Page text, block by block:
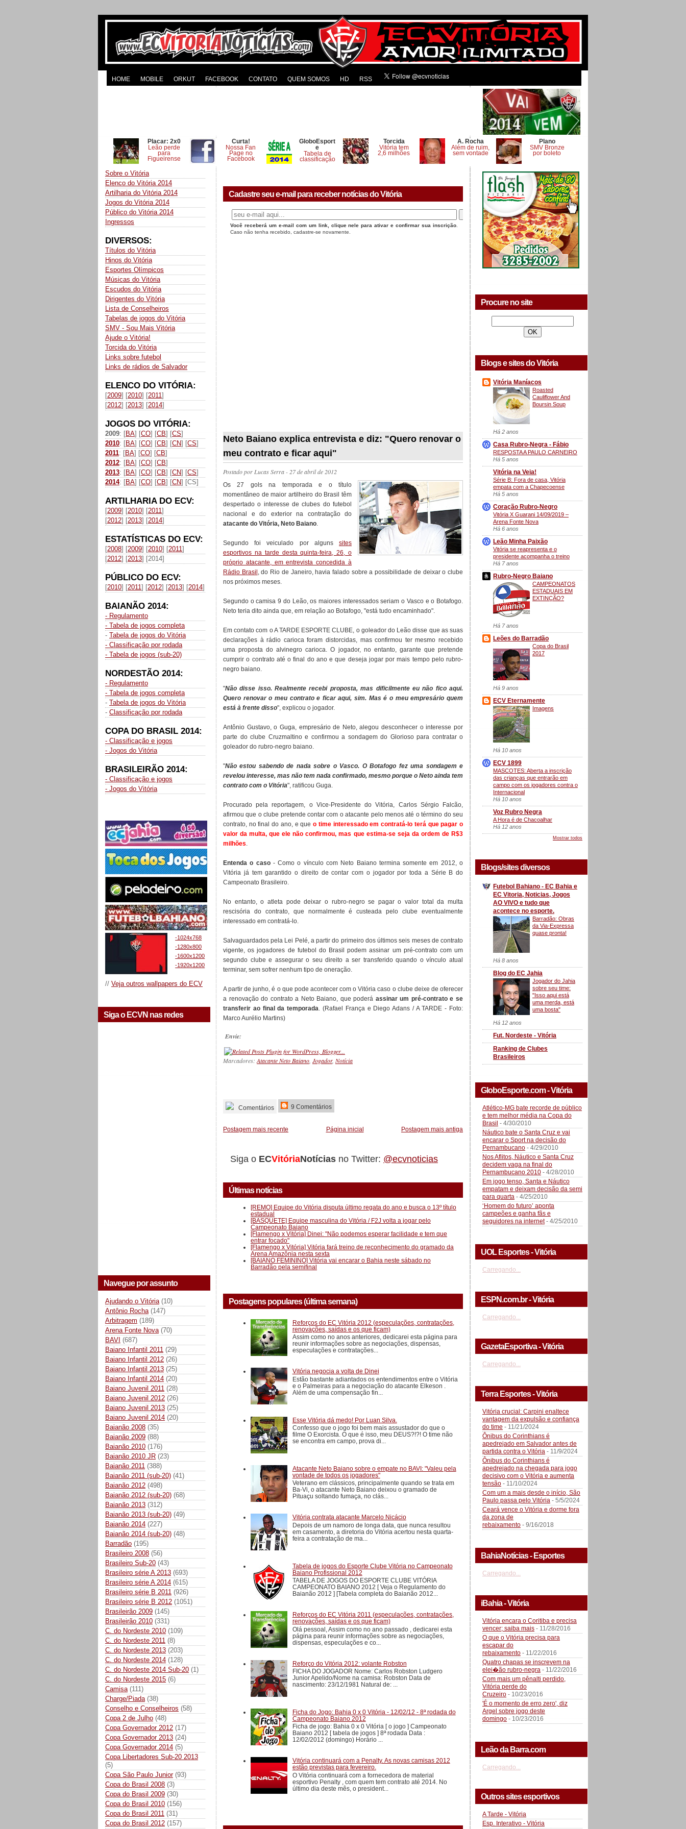
HOME MOBILE ORKUT FACEBOOK CONTATO QUEM SOMOS HD RSS
Placar: 2x0
Leão perde
para
Figueirense
Curta!
Nossa Fan
Page no
Facebook
GloboEsport
e
Tabela de
classificação
Torcida
Vitória tem
2,6 milhões
A. Rocha
Além de ruim,
sem vontade
Plano
SMV Bronze
por boleto
Sobre o Vitória
Elenco do Vitória 2014
Artilharia do Vitória 2014
Jogos do Vitória 2014
Público do Vitória 2014
Ingressos
DIVERSOS:
Títulos do Vitória
Hinos do Vitória
Esportes Olímpicos
Músicas do Vitória
Escudos do Vitória
Dirigentes do Vitória
Lista de Conselheiros
Tabelas de jogos do Vitória
SMV - Sou Mais Vitória
Ajude o Vitória!
Torcida do Vitória
Links sobre futebol
Links de rádios de Salvador
ELENCO DO VITÓRIA:
[2009] [2010] [2011]
[2012] [2013] [2014]
JOGOS DO VITÓRIA:
2009: [BA] [CO] [CB] [CS]
2010: [BA] [CO] [CB] [CN] [CS]
2011: [BA] [CO] [CB]
2012: [BA] [CO] [CB]
2013: [BA] [CO] [CB] [CN] [CS]
2014: [BA] [CO] [CB] [CN] [CS]
ARTILHARIA DO ECV:
[2009] [2010] [2011]
[2012] [2013] [2014]
ESTATÍSTICAS DO ECV:
[2008] [2009] [2010] [2011]
[2012] [2013] [2014]
PÚBLICO DO ECV:
[2010] [2011] [2012] [2013] [2014]
BAIANÃO 2014:
- Regulamento
- Tabela de jogos completa
- Tabela de jogos do Vitória
- Classificação por rodada
- Tabela de jogos (sub-20)
NORDESTÃO 2014:
- Regulamento
- Tabela de jogos completa
- Tabela de jogos do Vitória
- Classificação por rodada
COPA DO BRASIL 2014:
- Classificação e jogos
- Jogos do Vitória
BRASILEIRÃO 2014:
- Classificação e jogos
- Jogos do Vitória
-1024x768
-1280x800
-1600x1200
-1920x1200
// Veja outros wallpapers do ECV
Siga o ECVN nas redes
Navegue por assunto
Ajudando o Vitória (10)
Antônio Rocha (147)
Arbitragem (189)
Arena Fonte Nova (70)
BAVI (687)
Baiano Infantil 2011 (29)
Baiano Infantil 2012 (26)
Baiano Infantil 2013 (25)
Baiano Infantil 2014 (20)
Baiano Juvenil 2011 (28)
Baiano Juvenil 2012 (26)
Baiano Juvenil 2013 (25)
Baiano Juvenil 2014 (20)
Baianão 2008 (35)
Baianão 2009 (88)
Baianão 2010 (176)
Baianão 2010 JR (23)
Baianão 2011 (388)
Baianão 2011 (sub-20) (41)
Baianão 2012 (498)
Baianão 2012 (sub-20) (68)
Baianão 2013 (312)
Baianão 2013 (sub-20) (49)
Baianão 2014 (227)
Baianão 2014 (sub-20) (48)
Barradão (195)
Brasileiro 2008 (56)
Brasileiro Sub-20 (43)
Brasileiro série A 2013 (693)
Brasileiro série A 2014 (615)
Brasileiro série B 2011 (926)
Brasileiro série B 2012 (1051)
Brasileirão 2009 (145)
Brasileirão 2010 (331)
C. do Nordeste 2010 (109)
C. do Nordeste 2011 (8)
C. do Nordeste 2013 (203)
C. do Nordeste 2014 (128)
C. do Nordeste 2014 Sub-20 (1)
C. do Nordeste 2015 (6)
Camisa (111)
Charge/Piada (38)
Conselho e Conselheiros (58)
Copa 2 de Julho (48)
Copa Governador 2012 (17)
Copa Governador 2013 (24)
Copa Governador 2014 (5)
Copa Libertadores Sub-20 2013
(5)
Copa São Paulo Junior (93)
Copa do Brasil 2008 (3)
Copa do Brasil 2009 (30)
Copa do Brasil 2010 (156)
Copa do Brasil 2011 (31)
Copa do Brasil 2012 (157)
Cadastre seu e-mail para receber notícias do Vitória
Você receberá um e-mail com um link, clique nele para ativar e confirmar sua inscrição
Caso não tenha recebido, cadastre-se novamente.
Neto Baiano explica entrevista e diz: "Quero renovar o
meu contrato e ficar aqui"
Postado porLucas Serra- 27 de abril de 2012
Os 27 gols na temporada e o título
momentâneo de maior artilheiro do Brasil têm
despertado o interesse de clubes do futebol
nacional e do exterior na contratação do
atacante do Vitória, Neto Baiano.
Segundo foi veiculado por alguns sites
esportivos na tarde desta quinta-feira, 26, o
próprio atacante, em entrevista concedida à
Rádio Brasil , do Rio de Janeiro, havia falado sobre a possibilidade de deixar o clube
nos próximos meses.
Segundo o camisa 9 do Leão, os maiores interessados seriam o Vasco e o Botafogo.
Neto teria dito ainda que, em relação ao Botafogo, "está tudo encaminhado".
Em contato com o A TARDE ESPORTE CLUBE, o goleador do Leão disse que as suas
declarações à rádio carioca foram distorcidas, mas confirmou ter mesmo recebido
uma proposta do alvinegro carioca. O jogador, no entanto, garante que pretende
cumprir o contrato até o final do ano e que deseja jogar por mais tempo pelo rubro-
negro baiano.
"Não disse isso. Realmente recebi proposta, mas dificilmente eu não fico aqui.
Quero renovar o meu contrato e ficar aqui, sim. Mas é o meu empresário quem
está à frente disso", explicou o jogador.
Antônio Gustavo, o Guga, empresário de Neto, alegou desconhecer o interesse por
parte do clube Cruzmaltino e confirmou a sondagem do Glorioso para contratar o
goleador do rubro-negro baiano.
"Não estou sabendo de nada sobre o Vasco. O Botafogo fez uma sondagem e
revelou interesse, mas não tem nada confirmado, mesmo porque o Neto ainda tem
contrato com o Vitória", ratificou Guga.
Procurado pela reportagem, o Vice-Presidente do Vitória, Carlos Sérgio Falcão,
afirmou que o clube pretende contar com o atacante pelo menos até o término do seu
contrato, no final do ano, e queo time interessado em contratá-lo terá que pagar o
valor da multa, que ele não confirmou, mas que estima-se seja da ordem de R$3
milhões.
Entenda o caso- Como o vínculo com Neto Baiano termina somente em 2012, o
Vitória já tem garantido o direito de contar com o jogador por toda a Série B do
Campeonato Brasileiro.
No entanto, o atleta pode deixar o rubro-negro se pagar o valor total da multa
rescisória do contrato, que normalmente é custeada pelo clube eventualmente
interessado em contratá-lo.
Salvaguardados pela Lei Pelé, a partir do primeiro dos últimos seis meses de contrato
vigente, os jogadores de futebol do Brasil podem assinar um pré-contrato com um
segundo clube e assegurar o seu direito a ser transferido quando o vínculo atual
terminar, sem sofrer nenhum tipo de oneração.
A partir de junho, é o que pode acontecer com o Vitória caso o clube deixe de oferecer
a renovação do contrato a Neto Baiano, que poderá assinar um pré-contrato e se
transferir ao final da temporada. (Rafael França e Diego Adans / A TARDE - Foto:
Marco Aurélio Martins)
Envie:
Marcadores:Atacante Neto Baiano, Jogador, Notícia
Comentários 9 Comentários
Postagem mais recente Postagem mais antiga
Página inicial
Siga o ECVitóriaNotícias no Twitter: @ecvnoticias
Últimas notícias
[REMO] Equipe do Vitória disputa último regata do ano e busca o 13º título
estadual
[BASQUETE] Equipe masculina do Vitória / F2J volta a jogar pelo
Campeonato Baiano
[Flamengo x Vitória] Dinei: "Não podemos esperar facilidade e tem que
entrar focado"
[Flamengo x Vitória] Vitória fará treino de reconhecimento do gramado da
Arena Amazônia nesta sexta
[BAIANO FEMININO] Vitória vai encarar o Bahia neste sábado no
Barradão pela semifinal
Postagens populares (última semana)
Reforços do EC Vitória 2012 (especulações, contratações,
renovações, saídas e os que ficam)
Assim como no anos anteriores, dedicarei esta página para
reunir informações sobre as negociações, dispensas,
especulações e contratações...
Vitória negocia a volta de Dinei
Estão bastante adiantados os entendimentos entre o Vitória
e o Palmeiras para a negociação do atacante Elkeson .
Além de uma compensação fin...
Esse Vitória dá medo! Por Luan Silva.
Confesso que o jogo foi bem mais assustador do que o
filme O Exorcista. O que é isso, meu DEUS?!?! O time não
se encontra em campo, prova di...
Atacante Neto Baiano sobre o empate no BAVI: "Valeu pela
vontade de todos os jogadores"
Veterano em clássicos, principalmente quando se trata em
Ba-Vi, o atacante Neto Baiano deixou o gramado de
Pituaçu soltando fumaça, no clás...
Vitória contrata atacante Marcelo Nicácio
Depois de um namoro de longa data, que nunca resultou
em casamento, a diretoria do Vitória acertou nesta quarta-
feira a contratação de ma...
Tabela de jogos do Esporte Clube Vitória no Campeonato
Baiano Profissional 2012
TABELA DE JOGOS DO ESPORTE CLUBE VITÓRIA
CAMPEONATO BAIANO 2012 [ Veja o Regulamento do
Baianão 2012 ] [Tabela completa do Baianão 2012...
Reforços do EC Vitória 2011 (especulações, contratações,
renovações, saídas e os que ficam)
Olá pessoal, Assim como no ano passado , dedicarei esta
página para reunir informações sobre as negociações,
dispensas, especulações e co...
Reforço do Vitória 2012: volante Robston
FICHA DO JOGADOR Nome: Carlos Robston Ludgero
Junior Apelido/Nome na camisa: Robston Data de
nascimento: 23/12/1981 Natural de: ...
Ficha do Jogo: Bahia 0 x 0 Vitória - 12/02/12 - 8ª rodada do
Campeonato Baiano 2012
Ficha de jogo: Bahia 0 x 0 Vitória [ o jogo ] Campeonato
Baiano 2012 [ tabela de jogos ] 8ª rodada Data :
12/02/2012 (domingo) Horário ...
Vitória continuará com a Penalty. As novas camisas 2012
estão previstas para fevereiro.
O Vitória continuará com a fornecedora de material
esportivo Penalty , com quem tem contrato até 2014. No
último dia deste mês, o president...
Procure no site
Blogs e sites do Vitória
Vitória Maníacos
Roasted
Cauliflower And
Boursin Soup
Há 2 anos
Casa Rubro-Negra - Fábio
RESPOSTA A PAULO CARNEIRO
Há 5 anos
Vitória na Veia!
Série B: Fora de casa, Vitória
empata com a Chapecoense
Há 5 anos
Coração Rubro-Negro
Vitória X Guarani 14/09/2019 –
Arena Fonte Nova
Há 6 anos
Leão Minha Paixão
Vitória se reapresenta e o
presidente acompanha o treino
Há 7 anos
Rubro-Negro Baiano
CAMPEONATOS
ESTADUAIS EM
EXTINÇÃO?
Há 7 anos
Leões do Barradão
Copa do Brasil
2017
Há 9 anos
ECV Eternamente
Imagens
Há 10 anos
ECV 1899
MASCOTES: Aberta a inscrição
das crianças que entrarão em
campo com os jogadores contra o
Internacional
Há 10 anos
Voz Rubro Negra
A Hora é de Chacoalhar
Há 12 anos
Mostrar todos
Blogs/sites diversos
Futebol Bahiano - EC Bahia e
EC Vitoria, Noticias, Jogos
AO VIVO e tudo que
acontece no esporte.
Barradão: Obras
da Via-Expressa
quase pronta!
Há 8 anos
Blog do EC Jahia
Jogador do Jahia
sobre seu time:
"Isso aqui está
uma merda, está
uma bosta"
Há 12 anos
Fut. Nordeste - Vitória
Ranking de Clubes
Brasileiros
GloboEsporte.com - Vitória
Atlético-MG bate recorde de público
e tem melhor média na Copa do
Brasil - 4/30/2010
Náutico bate o Santa Cruz e vai
encarar o Sport na decisão do
Pernambucano - 4/29/2010
Nos Aflitos, Náutico e Santa Cruz
decidem vaga na final do
Pernambucano 2010 - 4/28/2010
Em jogo tenso, Santa e Náutico
empatam e deixam decisão da semi
para quarta - 4/25/2010
‘Homem do futuro’ aponta
campeões e ganha fãs e
seguidores na internet- 4/25/2010
UOL Esportes - Vitória
Carregando...
ESPN.com.br - Vitória
Carregando...
GazetaEsportiva - Vitória
Carregando...
Terra Esportes - Vitória
Vitória crucial: Carpini enaltece
vantagem da expulsão e confiança
do time - 11/21/2024
Ônibus do Corinthians é
apedrejado em Salvador antes de
partida contra o Vitória - 11/9/2024
Ônibus do Corinthians é
apedrejado na chegada para jogo
decisivo com o Vitória e aumenta
tensão - 11/10/2024
Com um a mais desde o início, São
Paulo passa pelo Vitória - 5/5/2024
Ceará vence o Vitória e dorme fora
da zona de
rebaixamento - 9/16/2018
BahiaNotícias - Esportes
Carregando...
iBahia - Vitória
Vitória encara o Coritiba e precisa
vencer; saiba mais - 11/28/2016
O que o Vitória precisa para
escapar do
rebaixamento - 11/22/2016
Quatro chapas se inscrevem na
elei�ão rubro-negra - 11/22/2016
Com mais um pênalti perdido,
Vitória perde do
Cruzeiro - 10/23/2016
'É o momento de erro zero', diz
Argel sobre jogo deste
domingo - 10/23/2016
Leão da Barra.com
Carregando...
Outros sites esportivos
A Tarde - Vitória
Esp. Interativo - Vitória